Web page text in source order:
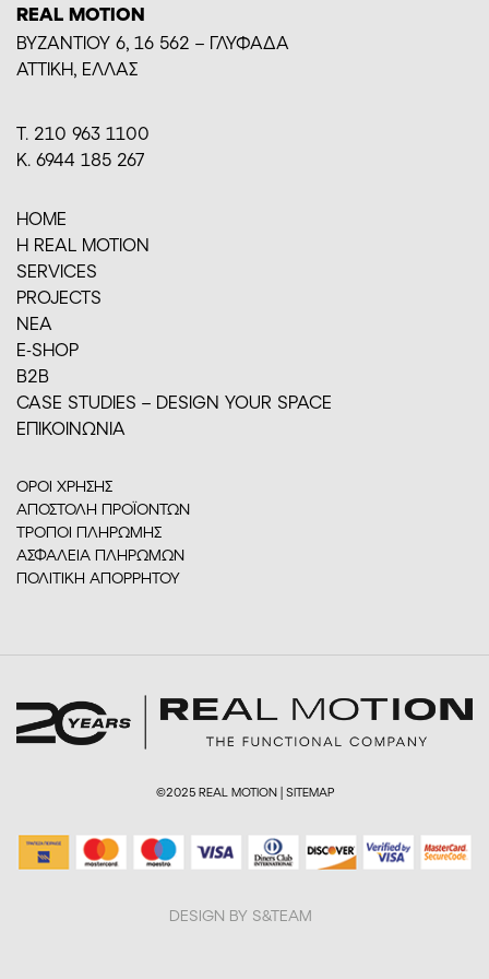
REAL MOTION
BYZANTIOY 6, 16 562 – ΓΛΥΦΑΔΑ
ΑΤΤΙΚΗ, ΕΛΛΑΣ
Τ. 210 963 1100
Κ. 6944 185 267
HOME
H REAL MOTION
SERVICES
PROJECTS
ΝΕΑ
E-SHOP
Β2Β
CASE STUDIES – DESIGN YOUR SPACE
ΕΠΙΚΟΙΝΩΝΙΑ
ΟΡΟΙ ΧΡΗΣΗΣ
ΑΠΟΣΤΟΛΗ ΠΡΟΪΟΝΤΩΝ
ΤΡΟΠΟΙ ΠΛΗΡΩΜΗΣ
ΑΣΦΑΛΕΙΑ ΠΛΗΡΩΜΩΝ
ΠΟΛΙΤΙΚΗ ΑΠΟΡΡΗΤΟΥ
©2025 REAL MOTION | SITEMAP
DESIGN BY S&TEAM